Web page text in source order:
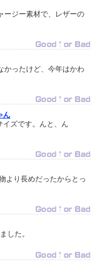
ージー素材で、レザーの
かったけど、今年はかわ
ん
ズです。んと、ん
より長めだったからとっ
した。